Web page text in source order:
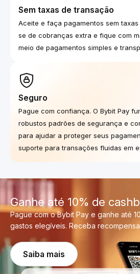
Sem taxas de transação
Aceite e faça pagamentos sem
se de cobranças extra e fique com
meio de pagamentos simples e
Seguro
Pague com confiança. O Bybit Pay
robustos padrões de segurança e
para ajudar a proteger seus
suporte para transações fluidas em
Ganhe até 10% de
Pague com o Bybit Pay e ganhe até
gastos elegíveis. Receba
Saiba mais